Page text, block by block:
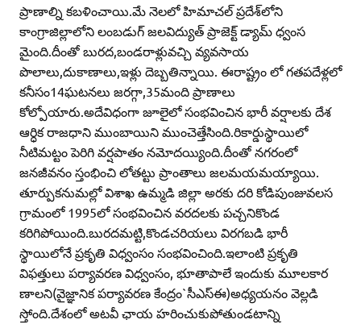
ప్రాణాల్ని కబళించాయి.మే నెలలో హిమాచల్‌ ప్రదేశ్‌లోని
కాంగ్రాజిల్లాలోని లంబడుగ్‌ జలవిద్యుత్‌ ప్రాజెక్ట్‌ డ్యామ్‌ ధ్వంస
మైంది.దీంతో బురద,బండరాళ్లువచ్చి వ్యవసాయ
పొలాలు,దుకాణాలు,ఇళ్లు దెబ్బతిన్నాయి. ఈరాష్ట్రం లో గతపదేళ్లలో
కనీసం14ఘటనలు జరగ్గా,35మంది ప్రాణాలు
కోల్పోయారు.అదేవిధంగా జూలైలో సంభవించిన భారీ వర్షాలకు దేశ
ఆర్ధిక రాజధాని ముంబాయిని ముంచెత్తేసింది.రికార్డుస్థాయిలో
నీటిమట్టం పెరిగి వర్షపాతం నమోదయ్యింది.దీంతో నగరంలో
జనజీవనం స్తంభించి లోతట్టు ప్రాంతాలు జలమయమయ్యాయి.
తూర్పుకనుమల్లో విశాఖ ఉమ్మడి జిల్లా అరకు దరి కోడిపుంజువలస
గ్రామంలో 1995లో సంభవించిన వరదలకు పచ్చనికొండ
కరిగిపోయింది.బురదమట్టి,కొండచరియలు విరగబడి భారీ
స్థాయిలోనే ప్రకృతి విధ్వంసం సంభవించింది.ఇలాంటి ప్రకృతి
విఫత్తులు పర్యావరణ విధ్వంసం, భూతాపాలే ఇందుకు మూలకార
ణాలని(వైజ్ఞానిక పర్యావరణ కేంద్రం`సీఎస్‌ఈ)అధ్యయనం వెల్లడి
స్తోంది.దేశంలో అటవీ ఛాయ హరించుకుపోతుండటాన్ని